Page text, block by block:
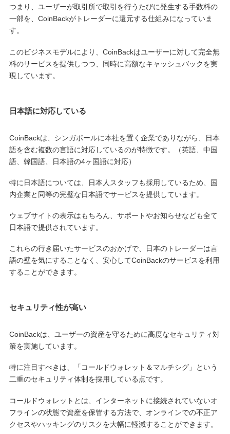
つまり、ユーザーが取引所で取引を行うたびに発生する手数料の
一部を、CoinBackがトレーダーに還元する仕組みになっていま
す。
このビジネスモデルにより、CoinBackはユーザーに対して完全無
料のサービスを提供しつつ、同時に高額なキャッシュバックを実
現しています。
日本語に対応している
CoinBackは、シンガポールに本社を置く企業でありながら、日本
語を含む複数の言語に対応しているのが特徴です。（英語、中国
語、韓国語、日本語の4ヶ国語に対応）
特に日本語については、日本人スタッフも採用しているため、国
内企業と同等の完璧な日本語でサービスを提供しています。
ウェブサイトの表示はもちろん、サポートやお知らせなども全て
日本語で提供されています。
これらの行き届いたサービスのおかげで、日本のトレーダーは言
語の壁を気にすることなく、安心してCoinBackのサービスを利用
することができます。
セキュリティ性が高い
CoinBackは、ユーザーの資産を守るために高度なセキュリティ対
策を実施しています。
特に注目すべきは、「コールドウォレット＆マルチシグ」という
二重のセキュリティ体制を採用している点です。
コールドウォレットとは、インターネットに接続されていないオ
フラインの状態で資産を保管する方法で、オンラインでの不正ア
クセスやハッキングのリスクを大幅に軽減することができます。